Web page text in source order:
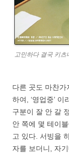
고민하다 결국 키
다른 곳도 마찬
하여, ‘영업중’
구분이 잘 안 갈
안 쪽에 몇 테이
고 있다. 서빙을
자를 보더니, 자